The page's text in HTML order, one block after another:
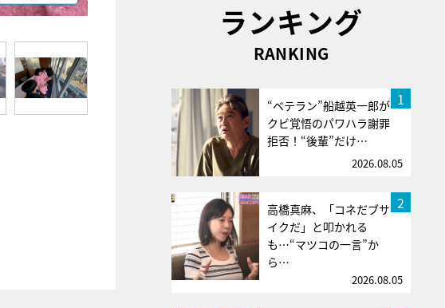
ランキング
RANKING
1
“ベテラン”船越英一郎が
クビ覚悟のパワハラ謝罪
拒否！“後輩”だけ…
2026.08.05
2
高橋真麻、「コネだブサ
イクだ」と叩かれる
も…“マツコの一言”か
ら…
2026.08.05